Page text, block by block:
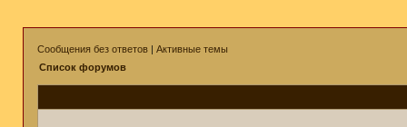
Сообщения без ответов | Активные темы
Список форумов